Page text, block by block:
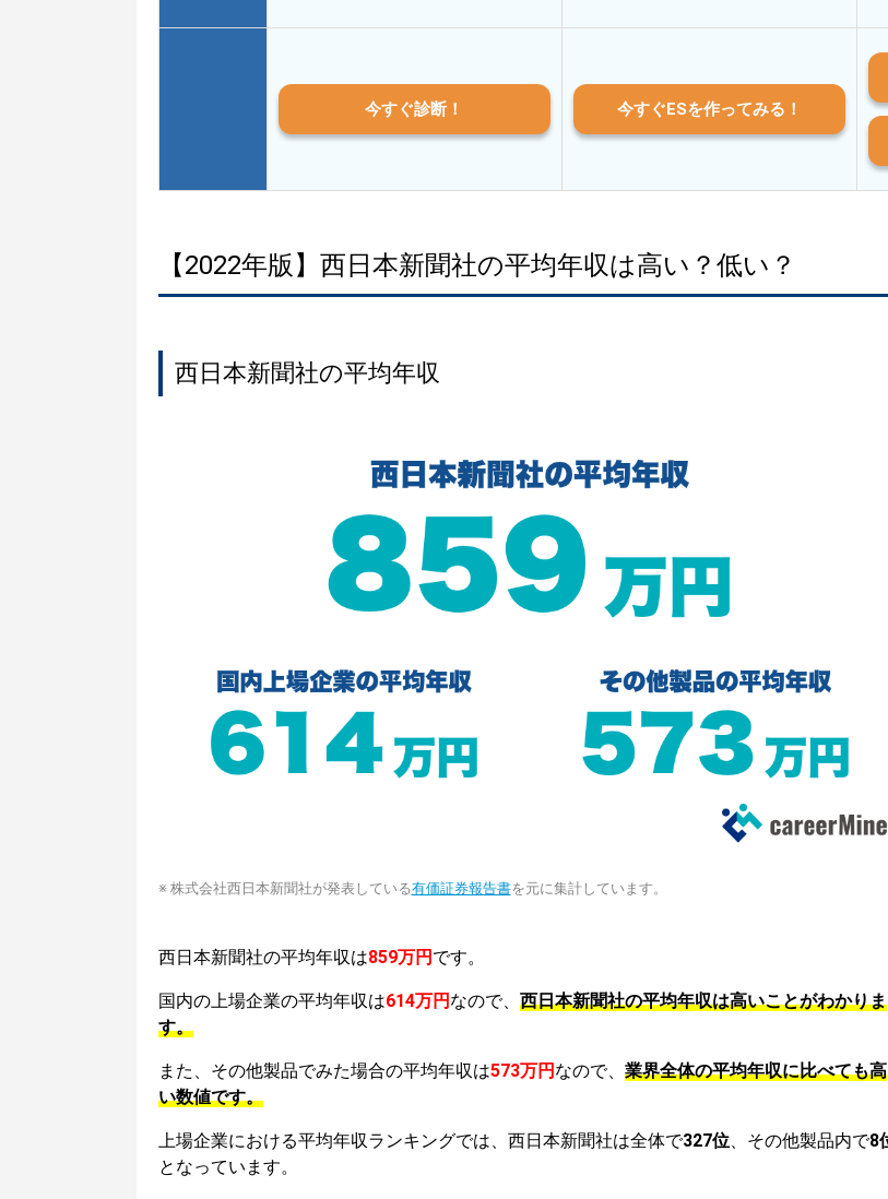
今すぐ診断！ 今すぐESを作ってみる！
【2022年版】西日本新聞社の平均年収は高い？低い？
西日本新聞社の平均年収
※ 株式会社西日本新聞社が発表している有価証券報告書を元に集計しています。
西日本新聞社の平均年収は859万円 です。
国内の上場企業の平均年収は614万円 なので、 西日本新聞社の平均年収は高いことがわかりま
す。
また、その他製品でみた場合の平均年収は573万円 なので、 業界全体の平均年収に比べても高
い数値です。
上場企業における平均年収ランキングでは、西日本新聞社は全体で327位、その他製品内で8
となっています。